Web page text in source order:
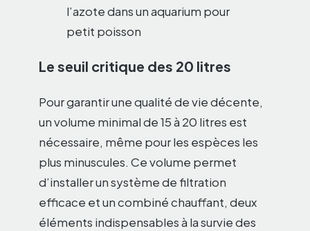
l’azote dans un aquarium pour
petit poisson
Le seuil critique des 20 litres
Pour garantir une qualité de vie décente,
un volume minimal de 15 à 20 litres est
nécessaire, même pour les espèces les
plus minuscules. Ce volume permet
d’installer un système de filtration
efficace et un combiné chauffant, deux
éléments indispensables à la survie des